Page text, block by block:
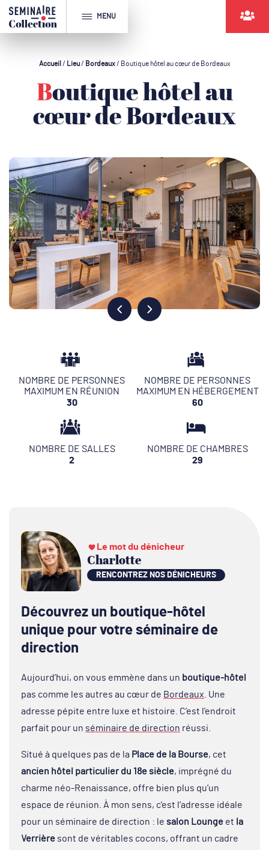
MENU
Accueil / Lieu/ Bordeaux/ Boutique hôtel au cœur de Bordeaux
Boutique hôtel au
cœur de Bordeaux
NOMBRE DE PERSONNES
MAXIMUM EN RÉUNION
30
NOMBRE DE PERSONNES
MAXIMUM EN HÉBERGEMENT
60
NOMBRE DE SALLES
2
NOMBRE DE CHAMBRES
29
Le mot du dénicheur
Charlotte
RENCONTREZ NOS DÉNICHEURS
Découvrez un boutique-hôtel
unique pour votre séminaire de
direction
Aujourd’hui, on vous emmène dans un boutique-hôtel
pas comme les autres au cœur de Bordeaux. Une
adresse pépite entre luxe et histoire. C’est l’endroit
parfait pour un séminaire de direction réussi.
Situé à quelques pas de la Place de la Bourse, cet
ancien hôtel particulier du 18e siècle, imprégné du
charme néo-Renaissance, offre bien plus qu’un
espace de réunion. À mon sens, c’est l’adresse idéale
pour un séminaire de direction : le salon Lounge et la
Verrière sont de véritables cocons, offrant un cadre